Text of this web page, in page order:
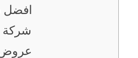
افضل
شركة
عروض